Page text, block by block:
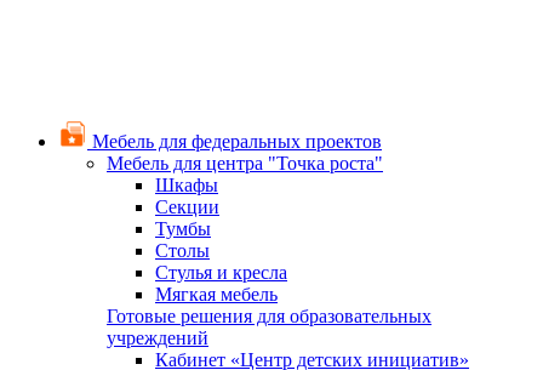
Мебель для федеральных проектов
Мебель для центра "Точка роста"
Шкафы
Секции
Тумбы
Столы
Стулья и кресла
Мягкая мебель
Готовые решения для образовательных
учреждений
Кабинет «Центр детских инициатив»